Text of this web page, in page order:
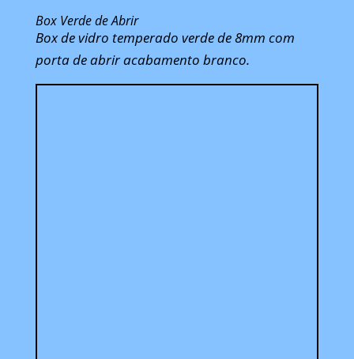
Box Verde de Abrir
Box de vidro temperado verde de 8mm com
porta de abrir acabamento branco.